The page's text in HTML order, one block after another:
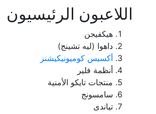
اللاعبون الرئيسيون
هيكفيجن
داهوا (ليه تشينج)
أكسيس كوميونيكيشنز
أنظمة فلير
منتجات تايكو الأمنية
سامسونج
تياندى